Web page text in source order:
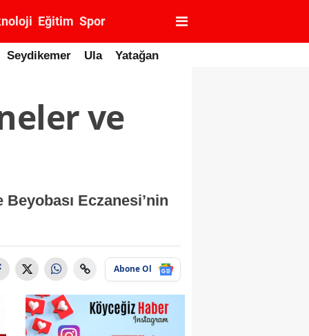
Eğitim Spor
Seydikemer Ula Yatağan
ve
Eczanesi’nin
Abone Ol